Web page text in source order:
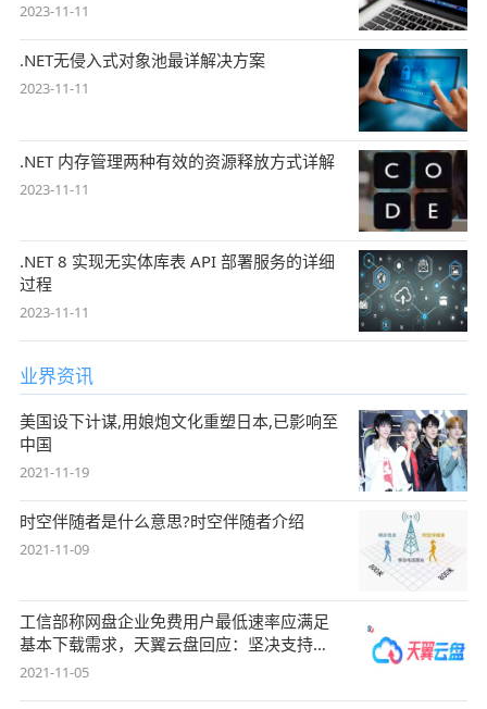
2023-11-11
.NET无侵入式对象池最详解决方案
2023-11-11
.NET 内存管理两种有效的资源释放方式详解
2023-11-11
.NET 8 实现无实体库表 API 部署服务的详细
过程
2023-11-11
业界资讯
美国设下计谋,用娘炮文化重塑日本,已影响至
中国
2021-11-19
时空伴随者是什么意思?时空伴随者介绍
2021-11-09
工信部称网盘企业免费用户最低速率应满足
基本下载需求，天翼云盘回应：坚决支持，
始终
2021-11-05